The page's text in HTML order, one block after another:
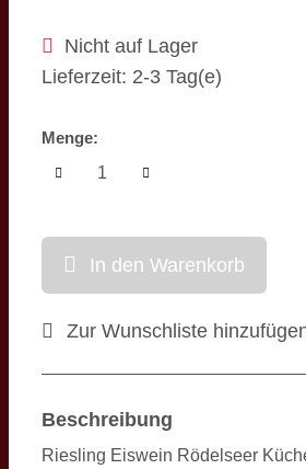
Nicht auf Lager
Lieferzeit: 2-3 Tag(e)
Menge:
In den Warenkorb
Zur Wunschliste
Beschreibung
Riesling Eiswein Rödelseer